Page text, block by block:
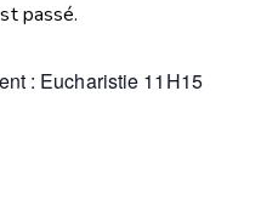
passé.
: Eucharistie 11H15